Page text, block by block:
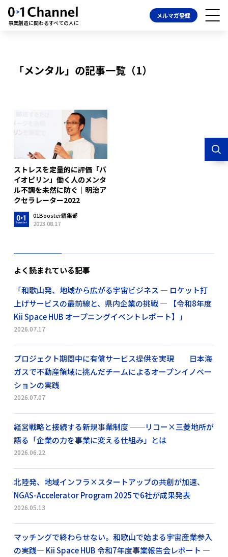
事業創造に関わるすべての人に
メルマガ登録
「メンタル」の記事一覧（1）
ストレスを定量的に評価「バ
イオピリン」働く人のメンタ
ル不調を未然に防ぐ｜明治ア
クセラレーター2022
01Booster編集部
2023.08.17
よく読まれている記事
「和歌山発、地域から広がる宇宙ビジネス ― ロケット打
上げサービスの最前線と、県内企業の挑戦 ― 【令和8年度
Kii Space HUB オープニングイベントレポート】」
2026.07.17
プロジェクト期間中に有償サービス提供を実現 日本海
ガスで不動産領域に挑んだチームによるオープンイノベー
ションの実践
2026.07.07
経営戦略と接続する新規事業制度 ──リコー×三菱地所が
語る「企業の力を事業に変える仕組み」とは
2026.06.22
北陸発、地域インフラ×スタートアップの共創が加速、
NGAS-Accelerator Program 2025で6社が成果発表
2026.05.13
マッチングで終わらせない。和歌山で始まる宇宙産業参入
の実践― Kii Space HUB 令和7年度事業報告会レポート ―